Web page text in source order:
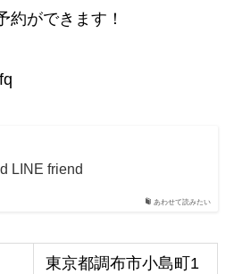
約ができます！
あわせて読みたい
LINE friend
東京都調布市小島町1